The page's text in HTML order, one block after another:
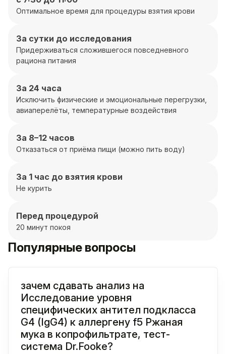
Оптимальное время для процедуры взятия крови
За сутки до исследования
Придерживаться сложившегося повседневного
рациона питания
За 24 часа
Исключить физические и эмоциональные перегрузки,
авиаперелёты, температурные воздействия
За 8–12 часов
Отказаться от приёма пищи (можно пить воду)
За 1 час до взятия крови
Не курить
Перед процедурой
20 минут покоя
Популярные вопросы
зачем сдавать анализ на
Исследование уровня
специфических антител подкласса
G4 (IgG4) к аллергену f5 Ржаная
мука в копрофильтрате, тест-
система Dr.Fooke?